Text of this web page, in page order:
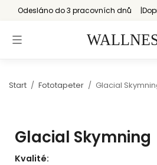
Odesláno do 3 pracovních dnů
Start / Fototapeter / Glacial
Glacial Skymning
Kvalité: